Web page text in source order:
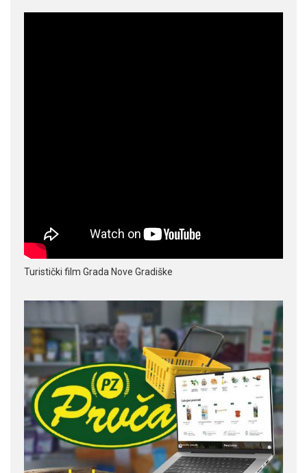
Turistički film Grada Nove Gradiške